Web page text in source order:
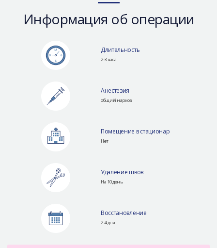
Информация об операции
Длительность
2-3 часа
Анестезия
общий наркоз
Помещение в стационар
Нет
Удаление швов
На 10 день
Восстановление
2-4 дня